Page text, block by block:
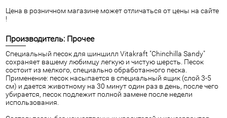
Цена в розничном магазине может отличаться от цены на сайте
!
Производитель: Прочее
Специальный песок для шиншилл Vitakraft "Chinchilla Sandy"
сохраняет вашему любимцу легкую и чистую шерсть. Песок
состоит из мелкого, специально обработанного песка.
Применение: песок насыпается в специальный ящик (слой 3-5
см) и дается животному на 30 минут один раз в день, после чего
убирается, песок подлежит полной замене после недели
использования.